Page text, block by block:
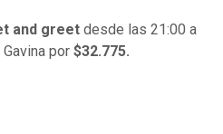
and greet desde las 21:00 a
por $32.775.